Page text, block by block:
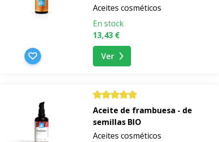
Aceites cosméticos
En stock
13,43 €
Ver
Aceite de frambuesa - de
semillas BIO
Aceites cosméticos